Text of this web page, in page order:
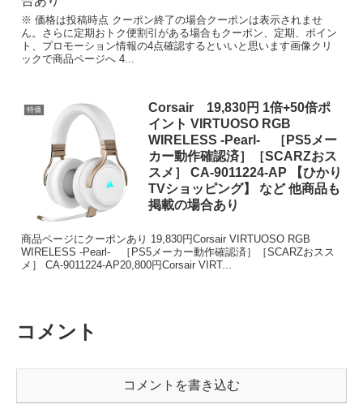
※ 価格は投稿時点 クーポン終了の場合クーポンは表示されませ
ん。さらに定期おトク便割引がある場合もクーポン、定期、ポイン
ト、プロモーション情報の4点確認するといいと思います画像クリ
ックで商品ページへ 4...
特価
Corsair 19,830円 1倍+50倍ポ
イント VIRTUOSO RGB
WIRELESS -Pearl- ［PS5メー
カー動作確認済］［SCARZおス
スメ］ CA-9011224-AP 【ひかり
TVショッピング】 など 他商品も
掲載の場合あり
商品ページにクーポンあり 19,830円Corsair VIRTUOSO RGB
WIRELESS -Pearl- ［PS5メーカー動作確認済］［SCARZおスス
メ］ CA-9011224-AP20,800円Corsair VIRT...
コメント
コメントを書き込む